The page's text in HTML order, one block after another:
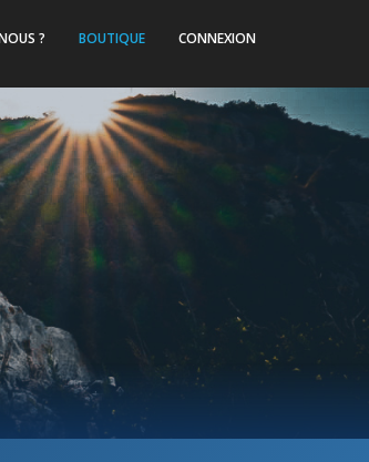
? BOUTIQUE CONNEXION